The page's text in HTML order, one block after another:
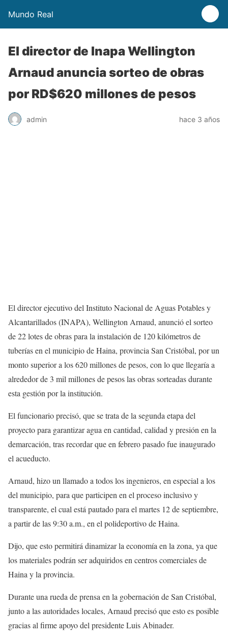
Mundo Real
El director de Inapa Wellington
Arnaud anuncia sorteo de obras
por RD$620 millones de pesos
admin hace 3 años
El director ejecutivo del Instituto Nacional de Aguas Potables y
Alcantarillados (INAPA), Wellington Arnaud, anunció el sorteo
de 22 lotes de obras para la instalación de 120 kilómetros de
tuberías en el municipio de Haina, provincia San Cristóbal, por un
monto superior a los 620 millones de pesos, con lo que llegaría a
alrededor de 3 mil millones de pesos las obras sorteadas durante
esta gestión por la institución.
El funcionario precisó, que se trata de la segunda etapa del
proyecto para garantizar agua en cantidad, calidad y presión en la
demarcación, tras recordar que en febrero pasado fue inaugurado
el acueducto.
Arnaud, hizo un llamado a todos los ingenieros, en especial a los
del municipio, para que participen en el proceso inclusivo y
transparente, el cual está pautado para el martes 12 de septiembre,
a partir de las 9:30 a.m., en el polideportivo de Haina.
Dijo, que esto permitirá dinamizar la economía en la zona, ya que
los materiales podrán ser adquiridos en centros comerciales de
Haina y la provincia.
Durante una rueda de prensa en la gobernación de San Cristóbal,
junto a las autoridades locales, Arnaud precisó que esto es posible
gracias al firme apoyo del presidente Luis Abinader.